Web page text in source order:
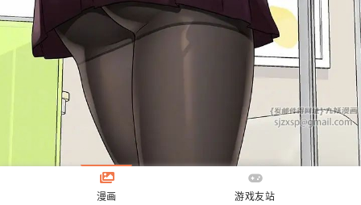
漫画 游戏友站